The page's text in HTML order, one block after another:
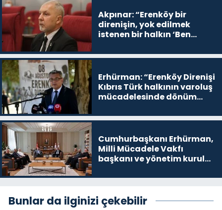
Akpınar: “Erenköy bir
direnişin, yok edilmek
istenen bir halkın ‘Ben
devam edeceğim’ dediği
Erhürman: “Erenköy Direnişi
Kıbrıs Türk halkının varoluş
mücadelesinde dönüm
Cumhurbaşkanı Erhürman,
Milli Mücadele Vakfı
başkanı ve yönetim kurulu
Bunlar da ilginizi çekebilir